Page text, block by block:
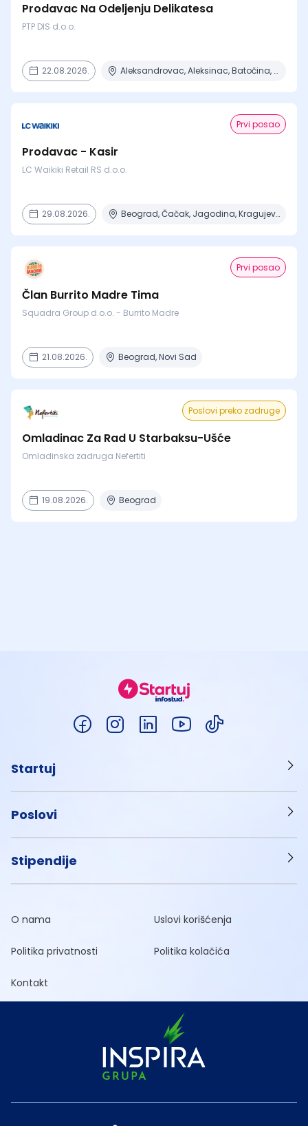
Prodavac Na Odeljenju Delikatesa
PTP DIS d.o.o.
22.08.2026. Aleksandrovac, Aleksinac, Batočina, Beograd, Čačak + 15 mesta
Prvi posao
Prodavac - Kasir
LC Waikiki Retail RS d.o.o.
29.08.2026. Beograd, Čačak, Jagodina, Kragujevac, Kruševac + 15 mesta
Prvi posao
Član Burrito Madre Tima
Squadra Group d.o.o. - Burrito Madre
21.08.2026. Beograd, Novi Sad
Poslovi preko zadruge
Omladinac Za Rad U Starbaksu-Ušće
Omladinska zadruga Nefertiti
19.08.2026. Beograd
Startuj
Poslovi
Stipendije
O nama Uslovi korišćenja
Politika privatnosti Politika kolačića
Kontakt